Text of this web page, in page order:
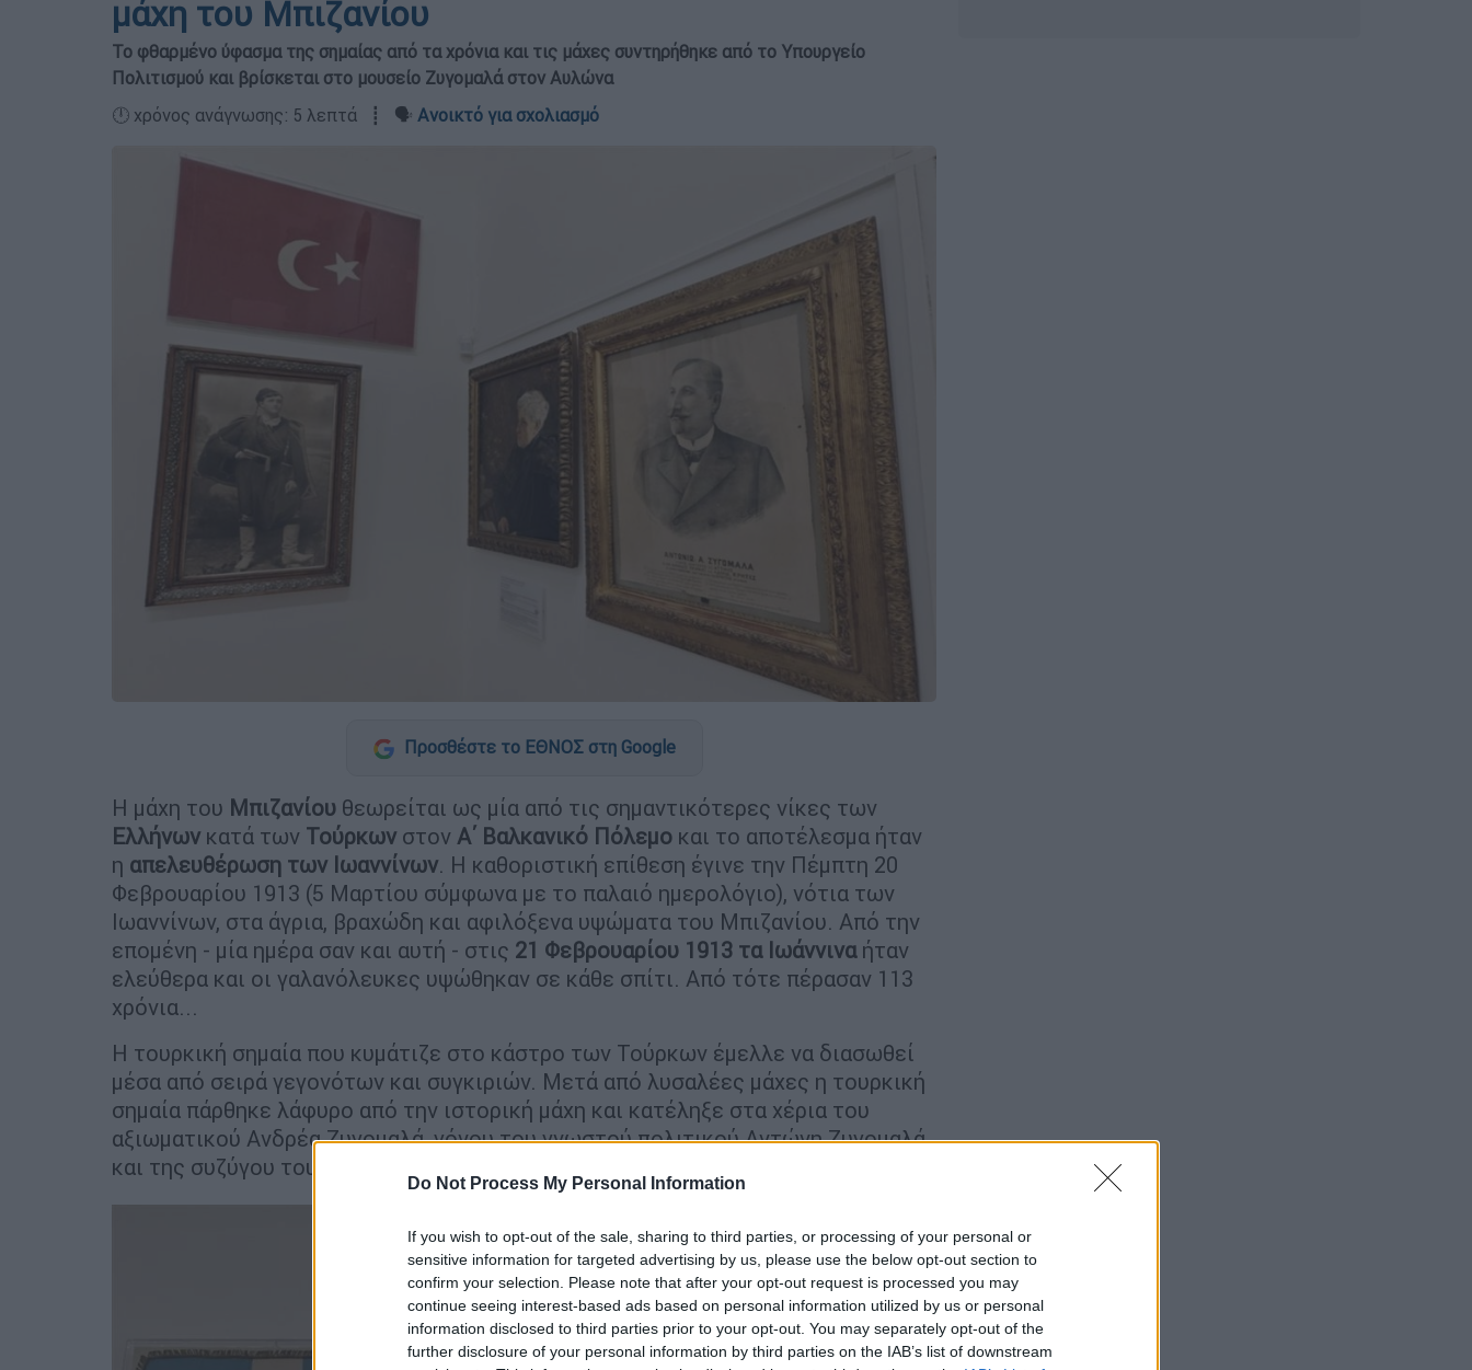
Do Not Process My Personal Information
If you wish to opt-out of the sale, sharing to third parties, or processing of your personal or
sensitive information for targeted advertising by us, please use the below opt-out section to
confirm your selection. Please note that after your opt-out request is processed you may
continue seeing interest-based ads based on personal information utilized by us or personal
information disclosed to third parties prior to your opt-out. You may separately opt-out of the
further disclosure of your personal information by third parties on the IAB’s list of downstream
μάχη του Μπιζανίου
Το φθαρμένο ύφασμα της σημαίας από τα χρόνια και τις μάχες συντηρήθηκε από το Υπουργείο
Πολιτισμού και βρίσκεται στο μουσείο Ζυγομαλά στον Αυλώνα
🕛 χρόνος ανάγνωσης: 5 λεπτά ┋ 🗣️ Ανοικτό για σχολιασμό
Προσθέστε το ΕΘΝΟΣ στη Google
Η μάχη του Μπιζανίου θεωρείται ως μία από τις σημαντικότερες νίκες των
Ελλήνων κατά των Τούρκων στον Α΄ Βαλκανικό Πόλεμο και το αποτέλεσμα ήταν
η απελευθέρωση των Ιωαννίνων. Η καθοριστική επίθεση έγινε την Πέμπτη 20
Φεβρουαρίου 1913 (5 Μαρτίου σύμφωνα με το παλαιό ημερολόγιο), νότια των
Ιωαννίνων, στα άγρια, βραχώδη και αφιλόξενα υψώματα του Μπιζανίου. Από την
επομένη - μία ημέρα σαν και αυτή - στις 21 Φεβρουαρίου 1913 τα Ιωάννιναήταν
ελεύθερα και οι γαλανόλευκες υψώθηκαν σε κάθε σπίτι. Από τότε πέρασαν 113
χρόνια...
Η τουρκική σημαία που κυμάτιζε στο κάστρο των Τούρκων έμελλε να διασωθεί
μέσα από σειρά γεγονότων και συγκιριών. Μετά από λυσαλέες μάχες η τουρκική
σημαία πάρθηκε λάφυρο από την ιστορική μάχη και κατέληξε στα χέρια του
αξιωματικού Ανδρέα Ζυγομαλά, γόνου του γνωστού πολιτικού Αντώνη Ζυγομαλά
και της συζύγου του Λουκίας.